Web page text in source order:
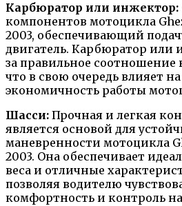
Карбюратор или инжектор:
компонентов мотоцикла
2003, обеспечивающий
двигатель. Карбюратор или
за правильное соотношение
что в свою очередь влияет
экономичность работы
Шасси: Прочная и легкая
является основой для
маневренности мотоцикла
2003. Она обеспечивает
веса и отличные
позволяя водителю
комфортность и контроль